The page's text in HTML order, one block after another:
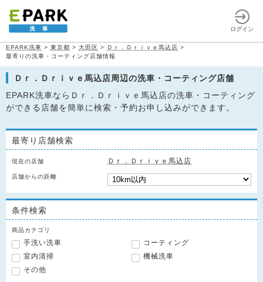
ログイン
EPARK洗車 > 東京都 > 大田区 > Ｄｒ．Ｄｒｉｖｅ馬込店 >
最寄りの洗車・コーティング店舗情報
Ｄｒ．Ｄｒｉｖｅ馬込店周辺の洗車・コーティング店舗
EPARK洗車ならＤｒ．Ｄｒｉｖｅ馬込店の洗車・コーティング
ができる店舗を簡単に検索・予約お申し込みができます。
最寄り店舗検索
現在の店舗 Ｄｒ．Ｄｒｉｖｅ馬込店
店舗からの距離
条件検索
商品カテゴリ
手洗い洗車
コーティング
室内清掃
機械洗車
その他